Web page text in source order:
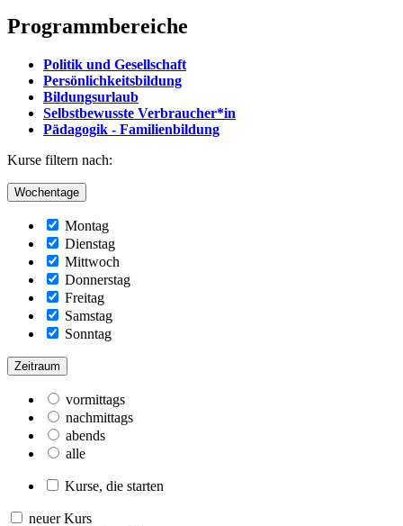
Programmbereiche
Politik und Gesellschaft
Persönlichkeitsbildung
Bildungsurlaub
Selbstbewusste Verbraucher*in
Pädagogik - Familienbildung
Kurse filtern nach:
Wochentage
Montag
Dienstag
Mittwoch
Donnerstag
Freitag
Samstag
Sonntag
Zeitraum
vormittags
nachmittags
abends
alle
Kurse, die starten
neuer Kurs